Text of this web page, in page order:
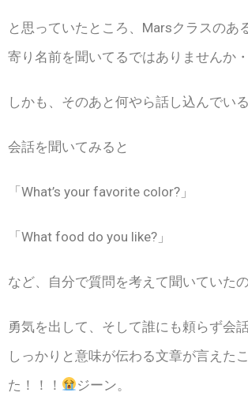
と思っていたところ、Marsクラスのあ
寄り名前を聞いてるではありませんか
しかも、そのあと何やら話し込んでい
会話を聞いてみると
「What’s your favorite color?」
「What food do you like?」
など、自分で質問を考えて聞いていた
勇気を出して、そして誰にも頼らず会
しっかりと意味が伝わる文章が言えた
た！！！
ジーン。